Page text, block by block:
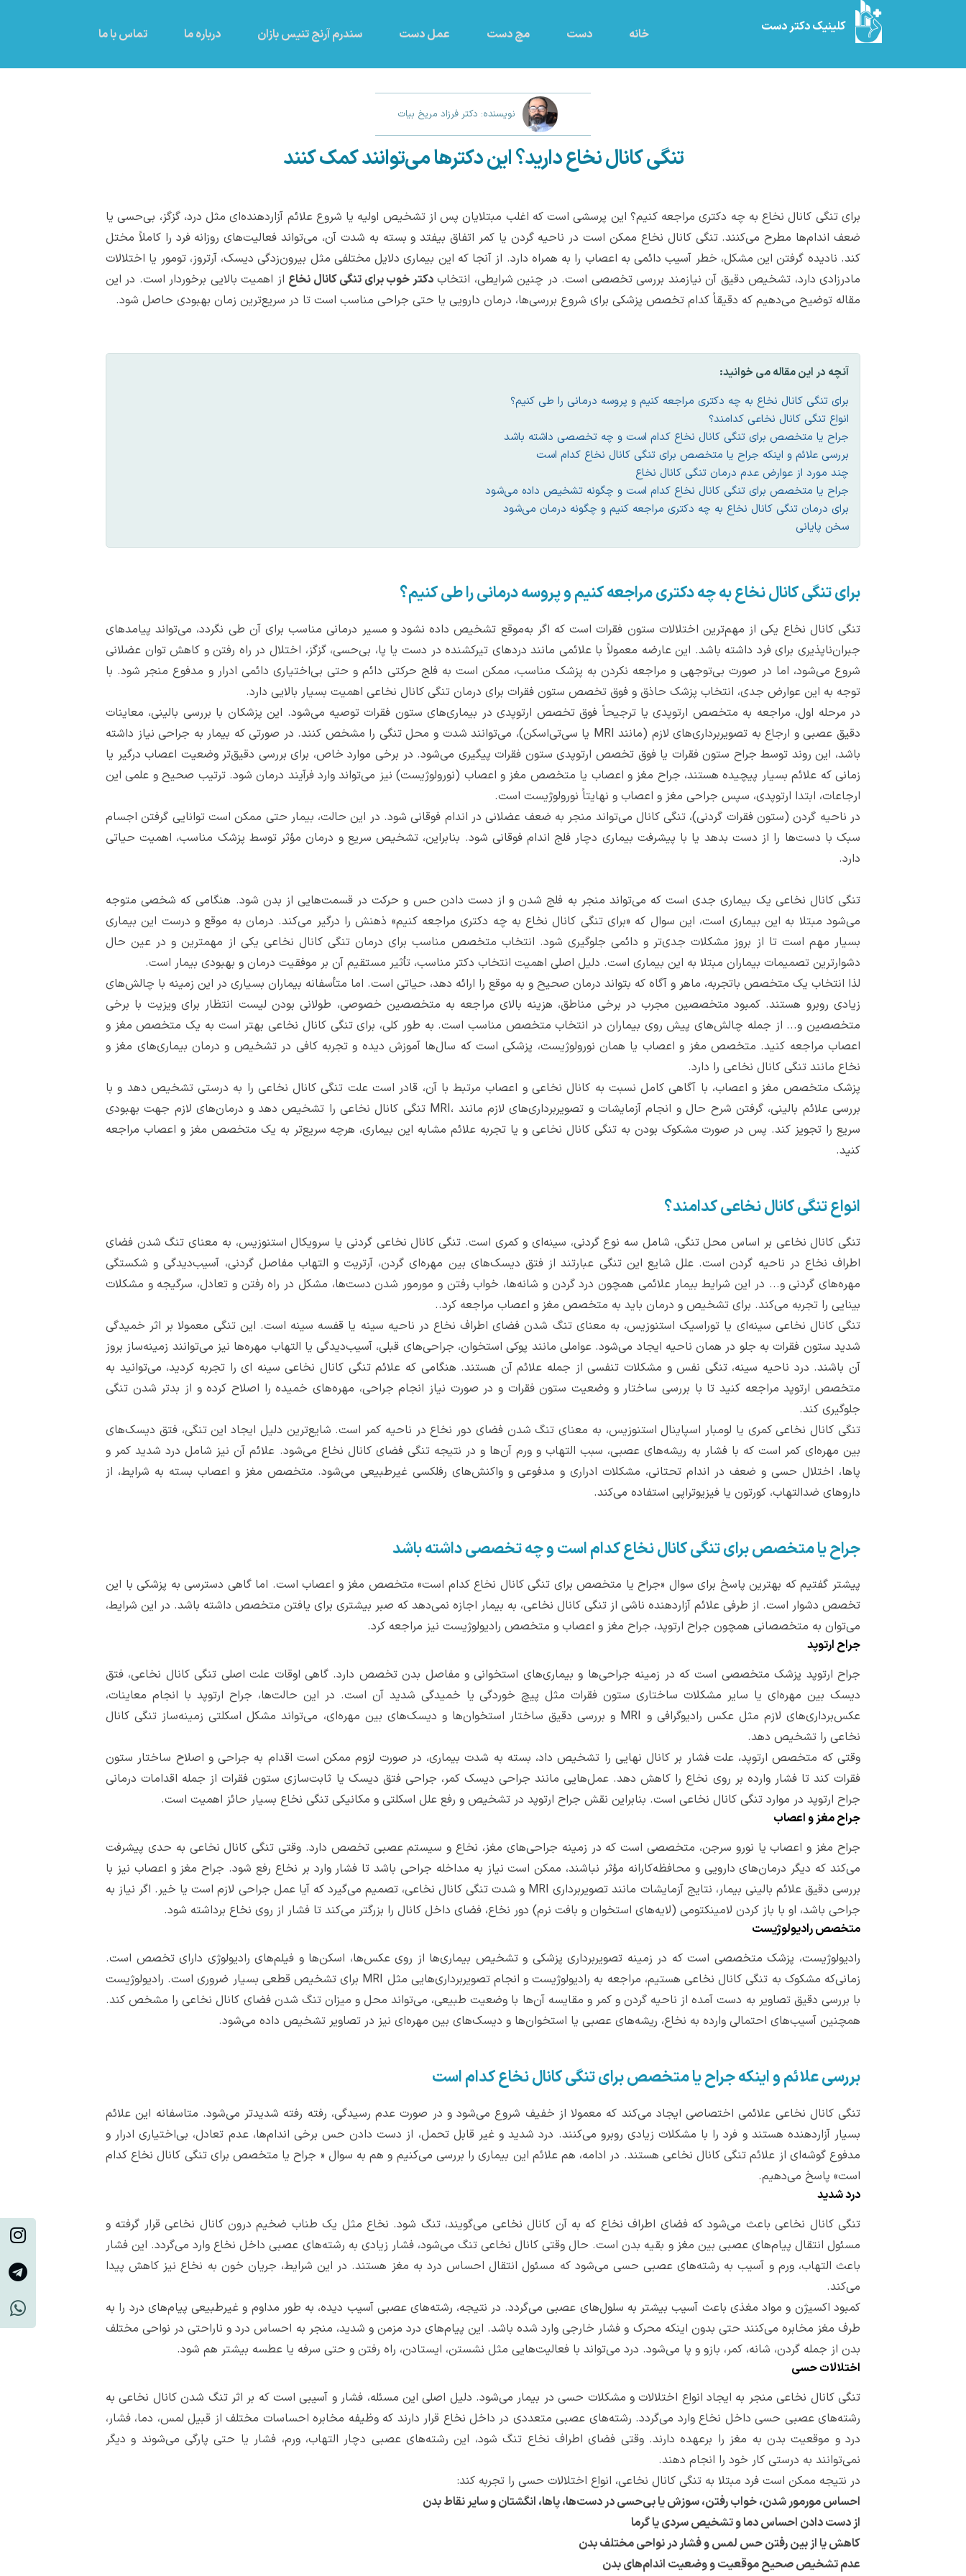
خانه دست مچ دست عمل دست سندرم آرنج تنیس بازان درباره ما تماس با ما کلینیک دکتر دست
نویسنده: دکتر فرزاد مریخ بیات
تنگی کانال نخاع دارید؟ این دکترها می‌توانند کمک کنند
برای تنگی کانال نخاع به چه دکتری مراجعه کنیم؟ این پرسشی است که اغلب مبتلایان پس از تشخیص اولیه یا شروع علائم آزاردهنده‌ای مثل درد، گزگز، بی‌حسی یا
ضعف اندام‌ها مطرح می‌کنند. تنگی کانال نخاع ممکن است در ناحیه گردن یا کمر اتفاق بیفتد و بسته به شدت آن، می‌تواند فعالیت‌های روزانه فرد را کاملاً مختل
کند. نادیده گرفتن این مشکل، خطر آسیب دائمی به اعصاب را به همراه دارد. از آنجا که این بیماری دلایل مختلفی مثل بیرون‌زدگی دیسک، آرتروز، تومور یا اختلالات
مادرزادی دارد، تشخیص دقیق آن نیازمند بررسی تخصصی است. در چنین شرایطی، انتخابدکتر خوب برای تنگی کانال نخاع از اهمیت بالایی برخوردار است. در این
مقاله توضیح می‌دهیم که دقیقاً کدام تخصص پزشکی برای شروع بررسی‌ها، درمان دارویی یا حتی جراحی مناسب است تا در سریع‌ترین زمان بهبودی حاصل شود.
آنچه در این مقاله می خوانید:
برای تنگی کانال نخاع به چه دکتری مراجعه کنیم و پروسه درمانی را طی کنیم؟
انواع تنگی کانال نخاعی کدامند؟
جراح یا متخصص برای تنگی کانال نخاع کدام است و چه تخصصی داشته باشد
بررسی علائم و اینکه جراح یا متخصص برای تنگی کانال نخاع کدام است
چند مورد از عوارض عدم درمان تنگی کانال نخاع
جراح یا متخصص برای تنگی کانال نخاع کدام است و چگونه تشخیص داده می‌شود
برای درمان تنگی کانال نخاع به چه دکتری مراجعه کنیم و چگونه درمان می‌شود
سخن پایانی
برای تنگی کانال نخاع به چه دکتری مراجعه کنیم و پروسه درمانی را طی کنیم؟
تنگی کانال نخاع یکی از مهم‌ترین اختلالات ستون فقرات است که اگر به‌موقع تشخیص داده نشود و مسیر درمانی مناسب برای آن طی نگردد، می‌تواند پیامدهای
جبران‌ناپذیری برای فرد داشته باشد. این عارضه معمولاً با علائمی مانند دردهای تیرکشنده در دست یا پا، بی‌حسی، گزگز، اختلال در راه رفتن و کاهش توان عضلانی
شروع می‌شود، اما در صورت بی‌توجهی و مراجعه نکردن به پزشک مناسب، ممکن است به فلج حرکتی دائم و حتی بی‌اختیاری دائمی ادرار و مدفوع منجر شود. با
توجه به این عوارض جدی، انتخاب پزشک حاذق و فوق تخصص ستون فقرات برای درمان تنگی کانال نخاعی اهمیت بسیار بالایی دارد.
در مرحله اول، مراجعه به متخصص ارتوپدی یا ترجیحاً فوق تخصص ارتوپدی در بیماری‌های ستون فقرات توصیه می‌شود. این پزشکان با بررسی بالینی، معاینات
دقیق عصبی و ارجاع به تصویربرداری‌های لازم (مانند MRI یا سی‌تی‌اسکن)، می‌توانند شدت و محل تنگی را مشخص کنند. در صورتی که بیمار به جراحی نیاز داشته
باشد، این روند توسط جراح ستون فقرات یا فوق تخصص ارتوپدی ستون فقرات پیگیری می‌شود. در برخی موارد خاص، برای بررسی دقیق‌تر وضعیت اعصاب درگیر یا
زمانی که علائم بسیار پیچیده هستند، جراح مغز و اعصاب یا متخصص مغز و اعصاب (نورولوژیست) نیز می‌تواند وارد فرآیند درمان شود. ترتیب صحیح و علمی این
ارجاعات، ابتدا ارتوپدی، سپس جراحی مغز و اعصاب و نهایتاً نورولوژیست است.
در ناحیه گردن (ستون فقرات گردنی)، تنگی کانال می‌تواند منجر به ضعف عضلانی در اندام فوقانی شود. در این حالت، بیمار حتی ممکن است توانایی گرفتن اجسام
سبک با دست‌ها را از دست بدهد یا با پیشرفت بیماری دچار فلج اندام فوقانی شود. بنابراین، تشخیص سریع و درمان مؤثر توسط پزشک مناسب، اهمیت حیاتی
دارد.
تنگی کانال نخاعی یک بیماری جدی است که می‌تواند منجر به فلج شدن و از دست دادن حس و حرکت در قسمت‌هایی از بدن شود. هنگامی که شخصی متوجه
می‌شود مبتلا به این بیماری است، این سوال که «برای تنگی کانال نخاع به چه دکتری مراجعه کنیم» ذهنش را درگیر می‌کند. درمان به موقع و درست این بیماری
بسیار مهم است تا از بروز مشکلات جدی‌تر و دائمی جلوگیری شود. انتخاب متخصص مناسب برای درمان تنگی کانال نخاعی یکی از مهمترین و در عین حال
دشوارترین تصمیمات بیماران مبتلا به این بیماری است. دلیل اصلی اهمیت انتخاب دکتر مناسب، تأثیر مستقیم آن بر موفقیت درمان و بهبودی بیمار است.
لذا انتخاب یک متخصص باتجربه، ماهر و آگاه که بتواند درمان صحیح و به موقع را ارائه دهد، حیاتی است. اما متأسفانه بیماران بسیاری در این زمینه با چالش‌های
زیادی روبرو هستند. کمبود متخصصین مجرب در برخی مناطق، هزینه بالای مراجعه به متخصصین خصوصی، طولانی بودن لیست انتظار برای ویزیت با برخی
متخصصین و... از جمله چالش‌های پیش روی بیماران در انتخاب متخصص مناسب است. به طور کلی، برای تنگی کانال نخاعی بهتر است به یک متخصص مغز و
اعصاب مراجعه کنید. متخصص مغز و اعصاب یا همان نورولوژیست، پزشکی است که سال‌ها آموزش دیده و تجربه کافی در تشخیص و درمان بیماری‌های مغز و
نخاع مانند تنگی کانال نخاعی را دارد.
پزشک متخصص مغز و اعصاب، با آگاهی کامل نسبت به کانال نخاعی و اعصاب مرتبط با آن، قادر است علت تنگی کانال نخاعی را به درستی تشخیص دهد و با
بررسی علائم بالینی، گرفتن شرح حال و انجام آزمایشات و تصویربرداری‌های لازم مانند ،MRI تنگی کانال نخاعی را تشخیص دهد و درمان‌های لازم جهت بهبودی
سریع را تجویز کند. پس در صورت مشکوک بودن به تنگی کانال نخاعی و یا تجربه علائم مشابه این بیماری، هرچه سریع‌تر به یک متخصص مغز و اعصاب مراجعه
کنید.
انواع تنگی کانال نخاعی کدامند؟
تنگی کانال نخاعی بر اساس محل تنگی، شامل سه نوع گردنی، سینه‌ای و کمری است. تنگی کانال نخاعی گردنی یا سرویکال استنوزیس، به معنای تنگ شدن فضای
اطراف نخاع در ناحیه گردن است. علل شایع این تنگی عبارتند از فتق دیسک‌های بین مهره‌ای گردن، آرتریت و التهاب مفاصل گردنی، آسیب‌دیدگی و شکستگی
مهره‌های گردنی و... در این شرایط بیمار علائمی همچون درد گردن و شانه‌ها، خواب رفتن و مورمور شدن دست‌ها، مشکل در راه رفتن و تعادل، سرگیجه و مشکلات
بینایی را تجربه می‌کند. برای تشخیص و درمان باید به متخصص مغز و اعصاب مراجعه کرد..
تنگی کانال نخاعی سینه‌ای یا توراسیک استنوزیس، به معنای تنگ شدن فضای اطراف نخاع در ناحیه سینه یا قفسه سینه است. این تنگی معمولا بر اثر خمیدگی
شدید ستون فقرات به جلو در همان ناحیه ایجاد می‌شود. عواملی مانند پوکی استخوان، جراحی‌های قبلی، آسیب‌دیدگی یا التهاب مهره‌ها نیز می‌توانند زمینه‌ساز بروز
آن باشند. درد ناحیه سینه، تنگی نفس و مشکلات تنفسی از جمله علائم آن هستند. هنگامی که علائم تنگی کانال نخاعی سینه ای را تجربه کردید، می‌توانید به
متخصص ارتوپد مراجعه کنید تا با بررسی ساختار و وضعیت ستون فقرات و در صورت نیاز انجام جراحی، مهره‌های خمیده را اصلاح کرده و از بدتر شدن تنگی
جلوگیری کند.
تنگی کانال نخاعی کمری یا لومبار اسپاینال استنوزیس، به معنای تنگ شدن فضای دور نخاع در ناحیه کمر است. شایع‌ترین دلیل ایجاد این تنگی، فتق دیسک‌های
بین مهره‌ای کمر است که با فشار به ریشه‌های عصبی، سبب التهاب و ورم آن‌ها و در نتیجه تنگی فضای کانال نخاع می‌شود. علائم آن نیز شامل درد شدید کمر و
پاها، اختلال حسی و ضعف در اندام تحتانی، مشکلات ادراری و مدفوعی و واکنش‌های رفلکسی غیرطبیعی می‌شود. متخصص مغز و اعصاب بسته به شرایط، از
داروهای ضدالتهاب، کورتون یا فیزیوتراپی استفاده می‌کند.
جراح یا متخصص برای تنگی کانال نخاع کدام است و چه تخصصی داشته باشد
پیشتر گفتیم که بهترین پاسخ برای سوال «جراح یا متخصص برای تنگی کانال نخاع کدام است» متخصص مغز و اعصاب است. اما گاهی دسترسی به پزشکی با این
تخصص دشوار است. از طرفی علائم آزاردهنده ناشی از تنگی کانال نخاعی، به بیمار اجازه نمی‌دهد که صبر بیشتری برای یافتن متخصص داشته باشد. در این شرایط،
می‌توان به متخصصانی همچون جراح ارتوپد، جراح مغز و اعصاب و متخصص رادیولوژیست نیز مراجعه کرد.
جراح ارتوپد
جراح ارتوپد پزشک متخصصی است که در زمینه جراحی‌ها و بیماری‌های استخوانی و مفاصل بدن تخصص دارد. گاهی اوقات علت اصلی تنگی کانال نخاعی، فتق
دیسک بین مهره‌ای یا سایر مشکلات ساختاری ستون فقرات مثل پیچ خوردگی یا خمیدگی شدید آن است. در این حالت‌ها، جراح ارتوپد با انجام معاینات،
عکس‌برداری‌های لازم مثل عکس رادیوگرافی و MRI و بررسی دقیق ساختار استخوان‌ها و دیسک‌های بین مهره‌ای، می‌تواند مشکل اسکلتی زمینه‌ساز تنگی کانال
نخاعی را تشخیص دهد.
وقتی که متخصص ارتوپد، علت فشار بر کانال نهایی را تشخیص داد، بسته به شدت بیماری، در صورت لزوم ممکن است اقدام به جراحی و اصلاح ساختار ستون
فقرات کند تا فشار وارده بر روی نخاع را کاهش دهد. عمل‌هایی مانند جراحی دیسک کمر، جراحی فتق دیسک یا ثابت‌سازی ستون فقرات از جمله اقدامات درمانی
جراح ارتوپد در موارد تنگی کانال نخاعی است. بنابراین نقش جراح ارتوپد در تشخیص و رفع علل اسکلتی و مکانیکی تنگی نخاع بسیار حائز اهمیت است.
جراح مغز و اعصاب
جراح مغز و اعصاب یا نورو سرجن، متخصصی است که در زمینه جراحی‌های مغز، نخاع و سیستم عصبی تخصص دارد. وقتی تنگی کانال نخاعی به حدی پیشرفت
می‌کند که دیگر درمان‌های دارویی و محافظه‌کارانه مؤثر نباشند، ممکن است نیاز به مداخله جراحی باشد تا فشار وارد بر نخاع رفع شود. جراح مغز و اعصاب نیز با
بررسی دقیق علائم بالینی بیمار، نتایج آزمایشات مانند تصویربرداری MRI و شدت تنگی کانال نخاعی، تصمیم می‌گیرد که آیا عمل جراحی لازم است یا خیر. اگر نیاز به
جراحی باشد، او با باز کردن لامینکتومی (لایه‌های استخوان و بافت نرم) دور نخاع، فضای داخل کانال را بزرگتر می‌کند تا فشار از روی نخاع برداشته شود.
متخصص رادیولوژیست
رادیولوژیست، پزشک متخصصی است که در زمینه تصویربرداری پزشکی و تشخیص بیماری‌ها از روی عکس‌ها، اسکن‌ها و فیلم‌های رادیولوژی دارای تخصص است.
زمانی‌که مشکوک به تنگی کانال نخاعی هستیم، مراجعه به رادیولوژیست و انجام تصویربرداری‌هایی مثل MRI برای تشخیص قطعی بسیار ضروری است. رادیولوژیست
با بررسی دقیق تصاویر به دست آمده از ناحیه گردن و کمر و مقایسه آن‌ها با وضعیت طبیعی، می‌تواند محل و میزان تنگ شدن فضای کانال نخاعی را مشخص کند.
همچنین آسیب‌های احتمالی وارده به نخاع، ریشه‌های عصبی یا استخوان‌ها و دیسک‌های بین مهره‌ای نیز در تصاویر تشخیص داده می‌شود.
بررسی علائم و اینکه جراح یا متخصص برای تنگی کانال نخاع کدام است
تنگی کانال نخاعی علائمی اختصاصی ایجاد می‌کند که معمولا از خفیف شروع می‌شود و در صورت عدم رسیدگی، رفته رفته شدیدتر می‌شود. متاسفانه این علائم
بسیار آزاردهنده هستند و فرد را با مشکلات زیادی روبرو می‌کنند. درد شدید و غیر قابل تحمل، از دست دادن حس برخی اندام‌ها، عدم تعادل، بی‌اختیاری ادرار و
مدفوع گوشه‌ای از علائم تنگی کانال نخاعی هستند. در ادامه، هم علائم این بیماری را بررسی می‌کنیم و هم به سوال « جراح یا متخصص برای تنگی کانال نخاع کدام
است» پاسخ می‌دهیم.
درد شدید
تنگی کانال نخاعی باعث می‌شود که فضای اطراف نخاع که به آن کانال نخاعی می‌گویند، تنگ شود. نخاع مثل یک طناب ضخیم درون کانال نخاعی قرار گرفته و
مسئول انتقال پیام‌های عصبی بین مغز و بقیه بدن است. حال وقتی کانال نخاعی تنگ می‌شود، فشار زیادی به رشته‌های عصبی داخل نخاع وارد می‌گردد. این فشار
باعث التهاب، ورم و آسیب به رشته‌های عصبی حسی می‌شود که مسئول انتقال احساس درد به مغز هستند. در این شرایط، جریان خون به نخاع نیز کاهش پیدا
می‌کند.
کمبود اکسیژن و مواد مغذی باعث آسیب بیشتر به سلول‌های عصبی می‌گردد. در نتیجه، رشته‌های عصبی آسیب دیده، به طور مداوم و غیرطبیعی پیام‌های درد را به
طرف مغز مخابره می‌کنند حتی بدون اینکه محرک و فشار خارجی وارد شده باشد. این پیام‌های درد مزمن و شدید، منجر به احساس درد و ناراحتی در نواحی مختلف
بدن از جمله گردن، شانه، کمر، بازو و پا می‌شود. درد می‌تواند با فعالیت‌هایی مثل نشستن، ایستادن، راه رفتن و حتی سرفه یا عطسه بیشتر هم شود.
اختلالات حسی
تنگی کانال نخاعی منجر به ایجاد انواع اختلالات و مشکلات حسی در بیمار می‌شود. دلیل اصلی این مسئله، فشار و آسیبی است که بر اثر تنگ شدن کانال نخاعی به
رشته‌های عصبی حسی داخل نخاع وارد می‌گردد. رشته‌های عصبی متعددی در داخل نخاع قرار دارند که وظیفه مخابره احساسات مختلف از قبیل لمس، دما، فشار،
درد و موقعیت بدن به مغز را برعهده دارند. وقتی فضای اطراف نخاع تنگ شود، این رشته‌های عصبی دچار التهاب، ورم، فشار یا حتی پارگی می‌شوند و دیگر
نمی‌توانند به درستی کار خود را انجام دهند.
در نتیجه ممکن است فرد مبتلا به تنگی کانال نخاعی، انواع اختلالات حسی را تجربه کند:
احساس مورمور شدن، خواب رفتن، سوزش یا بی‌حسی در دست‌ها، پاها، انگشتان و سایر نقاط بدن
از دست دادن احساس دما و تشخیص سردی یا گرما
کاهش یا از بین رفتن حس لمس و فشار در نواحی مختلف‌ بدن
عدم تشخیص صحیح موقعیت و وضعیت اندام‌های بدن